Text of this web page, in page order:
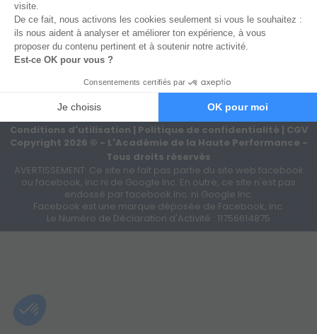
Conditions d'utilisation | Politique de confidentialité | CGV
Copyright 2026 © - L'Académie de la Haute Performance -
Tous droits réservés
AVERTISSEMENT: Ce site ne fait pas partie du site web facebook
ou facebook, Inc ni de Google Inc. En outre, ce site n'est pas
endossé par facebook Inc. ni Google Inc.
Facebook est une marque déposée de Facebook, Inc.
Le Numéro de Déclaration d'Activité : 11756614875